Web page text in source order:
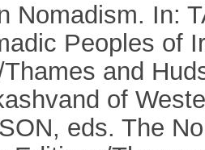
Nomadism. In:
Peoples of
and
of
eds. The